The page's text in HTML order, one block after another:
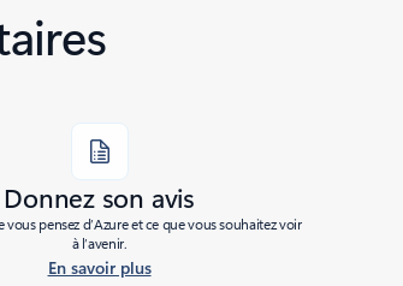
Donnez son avis
vous pensez d’Azure et ce que vous souhaitez voir
à l’avenir.
En savoir plus